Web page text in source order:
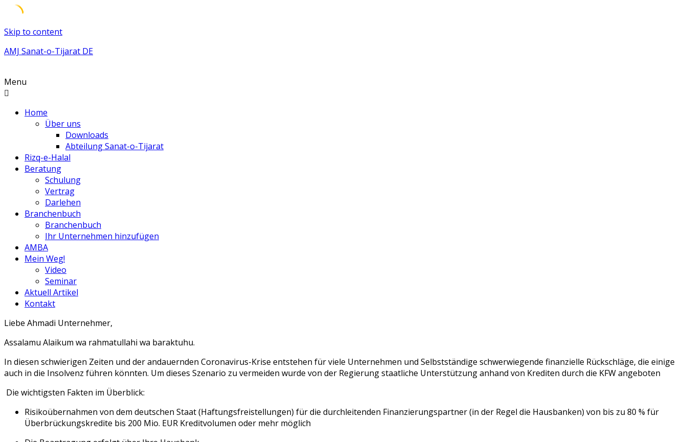
Skip to content
AMJ Sanat-o-Tijarat DE
Menu
Home
Über uns
Downloads
Abteilung Sanat-o-Tijarat
Rizq-e-Halal
Beratung
Schulung
Vertrag
Darlehen
Branchenbuch
Branchenbuch
Ihr Unternehmen hinzufügen
AMBA
Mein Weg!
Video
Seminar
Aktuell Artikel
Kontakt
Liebe Ahmadi Unternehmer,
Assalamu Alaikum wa rahmatullahi wa baraktuhu.
In diesen schwierigen Zeiten und der andauernden Coronavirus-Krise entstehen für viele Unternehmen und Selbstständige schwerwiegende finanzielle Rückschläge, die einige
auch in die Insolvenz führen könnten. Um dieses Szenario zu vermeiden wurde von der Regierung staatliche Unterstützung anhand von Krediten durch die KFW angeboten
Die wichtigsten Fakten im Überblick:
Risikoübernahmen von dem deutschen Staat (Haftungsfreistellungen) für die durchleitenden Finanzierungspartner (in der Regel die Hausbanken) von bis zu 80 % für
Überbrückungskredite bis 200 Mio. EUR Kreditvolumen oder mehr möglich